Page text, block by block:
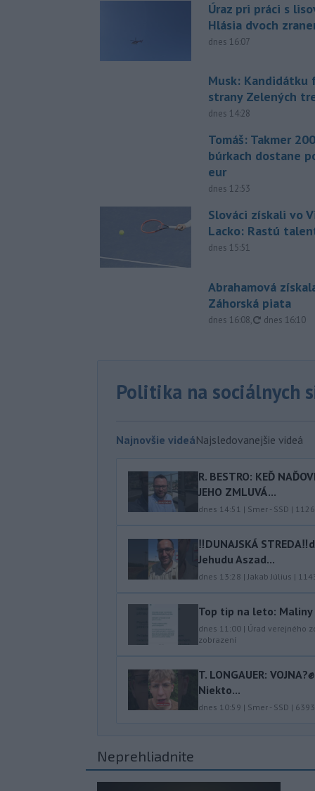
Úraz pri práci s
Hlásia dvoch
dnes 16:07
Musk: Kandidátku
strany Zelených
dnes 14:28
Tomáš: Takmer
búrkach dostane
eur
dnes 12:53
Slováci získali vo
Lacko: Rastú
dnes 15:51
Abrahamová
Záhorská piata
dnes 16:08, aktualizované
dnes 16:10
Politika na sociálnych
Najnovšie videáNajsledovanejšie videá
R. BESTRO: KEĎ
JEHO ZMLUVÁ...
dnes 14:51 | Smer - SSD | 1126
‼️DUNAJSKÁ
Jehudu Aszad...
dnes 13:28 |Jakab Július |
Top tip na leto:
dnes 11:00 | Úrad verejného
zobrazení
T. LONGAUER:
Niekto...
dnes 10:59 | Smer - SSD | 6393
Neprehliadnite